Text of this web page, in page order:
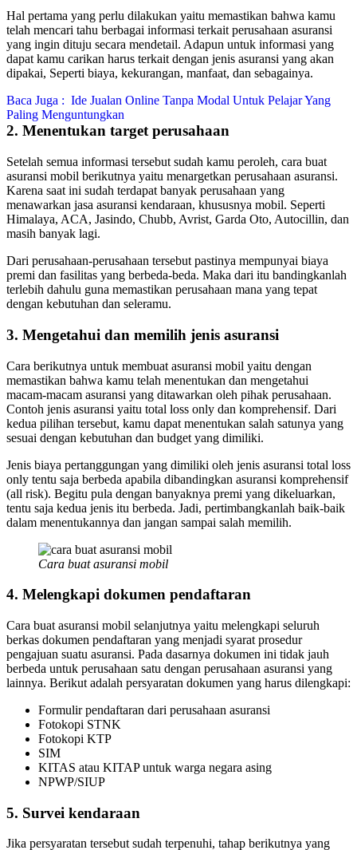
Hal pertama yang perlu dilakukan yaitu memastikan bahwa kamu
telah mencari tahu berbagai informasi terkait perusahaan asuransi
yang ingin dituju secara mendetail. Adapun untuk informasi yang
dapat kamu carikan harus terkait dengan jenis asuransi yang akan
dipakai, Seperti biaya, kekurangan, manfaat, dan sebagainya.
Baca Juga : Ide Jualan Online Tanpa Modal Untuk Pelajar Yang
Paling Menguntungkan
2. Menentukan target perusahaan
Setelah semua informasi tersebut sudah kamu peroleh, cara buat
asuransi mobil berikutnya yaitu menargetkan perusahaan asuransi.
Karena saat ini sudah terdapat banyak perusahaan yang
menawarkan jasa asuransi kendaraan, khususnya mobil. Seperti
Himalaya, ACA, Jasindo, Chubb, Avrist, Garda Oto, Autocillin, dan
masih banyak lagi.
Dari perusahaan-perusahaan tersebut pastinya mempunyai biaya
premi dan fasilitas yang berbeda-beda. Maka dari itu bandingkanlah
terlebih dahulu guna memastikan perusahaan mana yang tepat
dengan kebutuhan dan seleramu.
3. Mengetahui dan memilih jenis asuransi
Cara berikutnya untuk membuat asuransi mobil yaitu dengan
memastikan bahwa kamu telah menentukan dan mengetahui
macam-macam asuransi yang ditawarkan oleh pihak perusahaan.
Contoh jenis asuransi yaitu total loss only dan komprehensif. Dari
kedua pilihan tersebut, kamu dapat menentukan salah satunya yang
sesuai dengan kebutuhan dan budget yang dimiliki.
Jenis biaya pertanggungan yang dimiliki oleh jenis asuransi total loss
only tentu saja berbeda apabila dibandingkan asuransi komprehensif
(all risk). Begitu pula dengan banyaknya premi yang dikeluarkan,
tentu saja kedua jenis itu berbeda. Jadi, pertimbangkanlah baik-baik
dalam menentukannya dan jangan sampai salah memilih.
Cara buat asuransi mobil
4. Melengkapi dokumen pendaftaran
Cara buat asuransi mobil selanjutnya yaitu melengkapi seluruh
berkas dokumen pendaftaran yang menjadi syarat prosedur
pengajuan suatu asuransi. Pada dasarnya dokumen ini tidak jauh
berbeda untuk perusahaan satu dengan perusahaan asuransi yang
lainnya. Berikut adalah persyaratan dokumen yang harus dilengkapi:
Formulir pendaftaran dari perusahaan asuransi
Fotokopi STNK
Fotokopi KTP
SIM
KITAS atau KITAP untuk warga negara asing
NPWP/SIUP
5. Survei kendaraan
Jika persyaratan tersebut sudah terpenuhi, tahap berikutnya yang